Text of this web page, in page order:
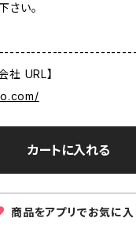
さい。
社 URL】
カートに入れる
商品をアプリでお気に入